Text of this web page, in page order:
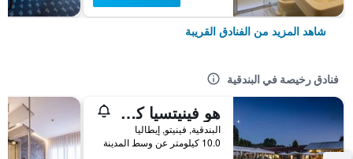
شاهد المزيد من الفنادق القريبة
فنادق رخيصة في البندقية
هو فينيتسيا كامبنج إن تاون
البندقية, فينيتو, إيطاليا
10.0 كيلومتر عن وسط المدينة